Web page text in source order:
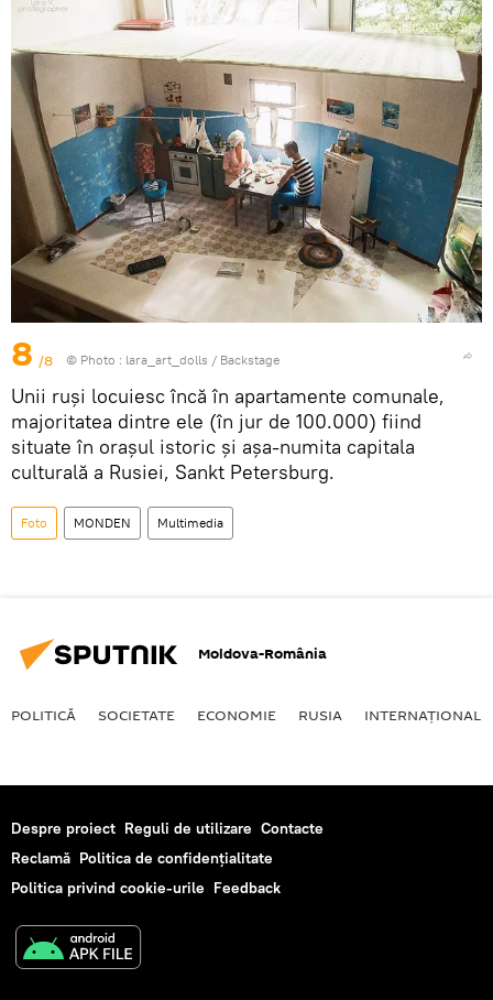
8 /8 © Photo : lara_art_dolls / Backstage
Unii ruși locuiesc încă în apartamente comunale,
majoritatea dintre ele (în jur de 100.000) fiind
situate în orașul istoric și așa-numita capitala
culturală a Rusiei, Sankt Petersburg.
Foto MONDEN Multimedia
Moldova-România
POLITICĂ SOCIETATE ECONOMIE RUSIA INTERNAŢIONAL
Despre proiect Reguli de utilizare Contacte
Reclamă Politica de confidențialitate
Politica privind cookie-urile Feedback